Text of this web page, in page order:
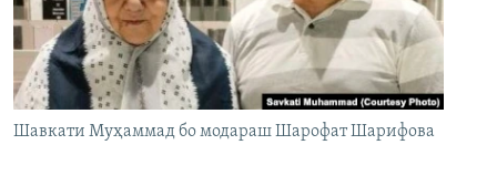
Шавкати Муҳаммад бо модараш Шарофат Шарифова